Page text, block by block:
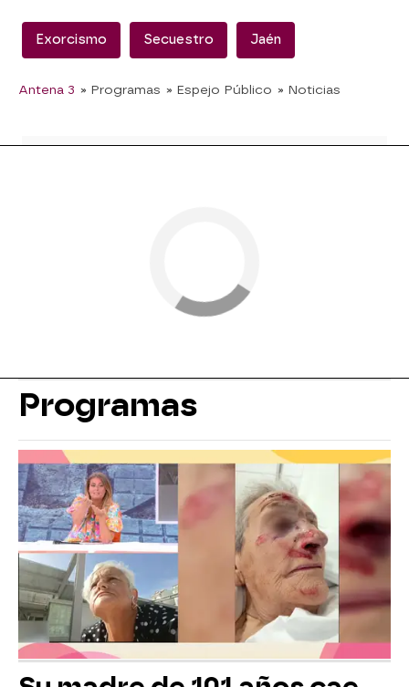
Exorcismo Secuestro Jaén
Antena 3 » Programas » Espejo Público » Noticias
Programas